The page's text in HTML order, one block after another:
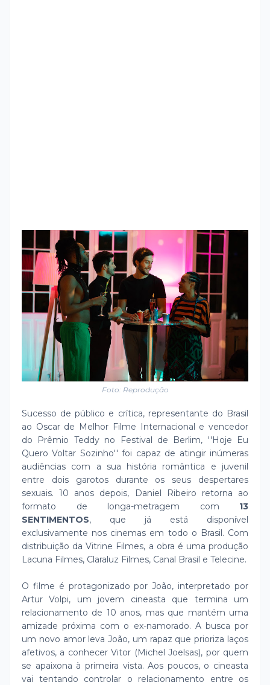
Foto: Reprodução
Sucesso de público e crítica, representante do Brasil
ao Oscar de Melhor Filme Internacional e vencedor
do Prêmio Teddy no Festival de Berlim, ''Hoje Eu
Quero Voltar Sozinho'' foi capaz de atingir inúmeras
audiências com a sua história romântica e juvenil
entre dois garotos durante os seus despertares
sexuais. 10 anos depois, Daniel Ribeiro retorna ao
formato de longa-metragem com 13
SENTIMENTOS, que já está disponível
exclusivamente nos cinemas em todo o Brasil. Com
distribuição da Vitrine Filmes, a obra é uma produção
Lacuna Filmes, Claraluz Filmes, Canal Brasil e Telecine.
O filme é protagonizado por João, interpretado por
Artur Volpi, um jovem cineasta que termina um
relacionamento de 10 anos, mas que mantém uma
amizade próxima com o ex-namorado. A busca por
um novo amor leva João, um rapaz que prioriza laços
afetivos, a conhecer Vitor (Michel Joelsas), por quem
se apaixona à primeira vista. Aos poucos, o cineasta
vai tentando controlar o relacionamento entre os